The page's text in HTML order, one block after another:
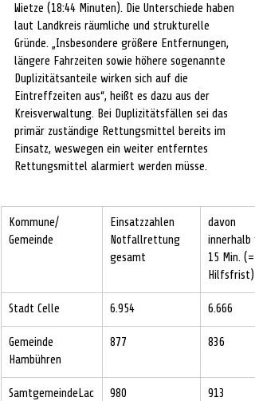
Wietze (18:44 Minuten). Die Unterschiede haben
laut Landkreis räumliche und strukturelle
Gründe. „Insbesondere größere Entfernungen,
längere Fahrzeiten sowie höhere sogenannte
Duplizitätsanteile wirken sich auf die
Eintreffzeiten aus“, heißt es dazu aus der
Kreisverwaltung. Bei Duplizitätsfällen sei das
primär zuständige Rettungsmittel bereits im
Einsatz, weswegen ein weiter entferntes
Rettungsmittel alarmiert werden müsse.
Kommune/
Gemeinde
Einsatzzahlen
Notfallrettung
gesamt
davon
innerhalb
15 Min. (=
Hilfsfrist)
Stadt Celle 6.954 6.666
Gemeinde
Hambühren
877 836
SamtgemeindeLac
980 913